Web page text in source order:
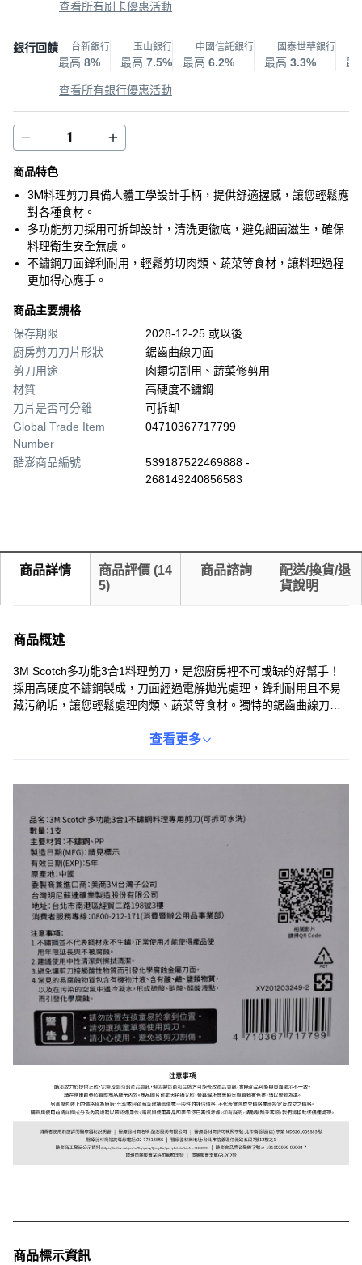
查看所有刷卡優惠活動
銀行回饋 台新銀行
最高 8%
玉山銀行
最高 7.5%
中國信託銀行
最高 6.2%
國泰世華銀行
最高 3.3% 最
查看所有銀行優惠活動
商品特色
3M料理剪刀具備人體工學設計手柄，提供舒適握感，讓您輕鬆應
對各種食材。
多功能剪刀採用可拆卸設計，清洗更徹底，避免細菌滋生，確保
料理衛生安全無虞。
不鏽鋼刀面鋒利耐用，輕鬆剪切肉類、蔬菜等食材，讓料理過程
更加得心應手。
商品主要規格
保存期限
2028-12-25 或以後
廚房剪刀刀片形狀
鋸齒曲線刀面
剪刀用途
肉類切割用、蔬菜修剪用
材質
高硬度不鏽鋼
刀片是否可分離
可拆缷
Global Trade Item
Number
04710367717799
酷澎商品編號
539187522469888 -
268149240856583
商品詳情 商品評價 (14
5)
商品諮詢
配送/換貨/退
貨說明
商品概述
3M Scotch多功能3合1料理剪刀，是您廚房裡不可或缺的好幫手！
採用高硬度不鏽鋼製成，刀面經過電解拋光處理，鋒利耐用且不易
藏污納垢，讓您輕鬆處理肉類、蔬菜等食材。獨特的鋸齒曲線刀面
外，這款剪刀還具備開瓶功能，一物多用，方便又實用。可拆卸式
查看更多
商品標示資訊